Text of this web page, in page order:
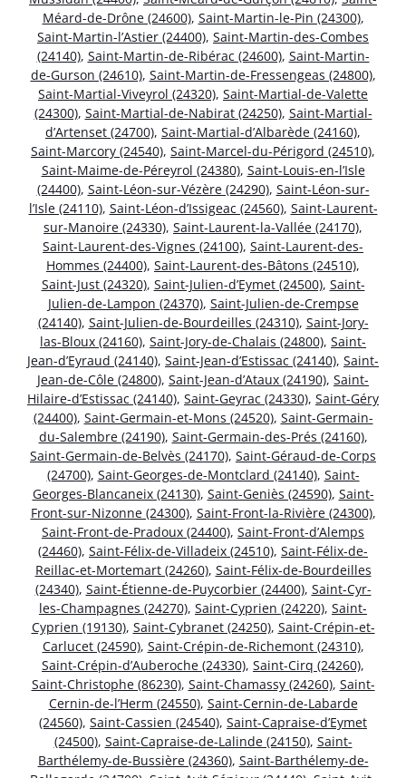
Méard-de-Drône (24600), Saint-Martin-le-Pin (24300),
Saint-Martin-l’Astier (24400), Saint-Martin-des-Combes
(24140), Saint-Martin-de-Ribérac (24600), Saint-Martin-
de-Gurson (24610), Saint-Martin-de-Fressengeas (24800),
Saint-Martial-Viveyrol (24320), Saint-Martial-de-Valette
(24300), Saint-Martial-de-Nabirat (24250), Saint-Martial-
d’Artenset (24700), Saint-Martial-d’Albarède (24160),
Saint-Marcory (24540), Saint-Marcel-du-Périgord (24510),
Saint-Maime-de-Péreyrol (24380), Saint-Louis-en-l’Isle
(24400), Saint-Léon-sur-Vézère (24290), Saint-Léon-sur-
l’Isle (24110), Saint-Léon-d’Issigeac (24560), Saint-Laurent-
sur-Manoire (24330), Saint-Laurent-la-Vallée (24170),
Saint-Laurent-des-Vignes (24100), Saint-Laurent-des-
Hommes (24400), Saint-Laurent-des-Bâtons (24510),
Saint-Just (24320), Saint-Julien-d’Eymet (24500), Saint-
Julien-de-Lampon (24370), Saint-Julien-de-Crempse
(24140), Saint-Julien-de-Bourdeilles (24310), Saint-Jory-
las-Bloux (24160), Saint-Jory-de-Chalais (24800), Saint-
Jean-d’Eyraud (24140), Saint-Jean-d’Estissac (24140), Saint-
Jean-de-Côle (24800), Saint-Jean-d’Ataux (24190), Saint-
Hilaire-d’Estissac (24140), Saint-Geyrac (24330), Saint-Géry
(24400), Saint-Germain-et-Mons (24520), Saint-Germain-
du-Salembre (24190), Saint-Germain-des-Prés (24160),
Saint-Germain-de-Belvès (24170), Saint-Géraud-de-Corps
(24700), Saint-Georges-de-Montclard (24140), Saint-
Georges-Blancaneix (24130), Saint-Geniès (24590), Saint-
Front-sur-Nizonne (24300), Saint-Front-la-Rivière (24300),
Saint-Front-de-Pradoux (24400), Saint-Front-d’Alemps
(24460), Saint-Félix-de-Villadeix (24510), Saint-Félix-de-
Reillac-et-Mortemart (24260), Saint-Félix-de-Bourdeilles
(24340), Saint-Étienne-de-Puycorbier (24400), Saint-Cyr-
les-Champagnes (24270), Saint-Cyprien (24220), Saint-
Cyprien (19130), Saint-Cybranet (24250), Saint-Crépin-et-
Carlucet (24590), Saint-Crépin-de-Richemont (24310),
Saint-Crépin-d’Auberoche (24330), Saint-Cirq (24260),
Saint-Christophe (86230), Saint-Chamassy (24260), Saint-
Cernin-de-l’Herm (24550), Saint-Cernin-de-Labarde
(24560), Saint-Cassien (24540), Saint-Capraise-d’Eymet
(24500), Saint-Capraise-de-Lalinde (24150), Saint-
Barthélemy-de-Bussière (24360), Saint-Barthélemy-de-